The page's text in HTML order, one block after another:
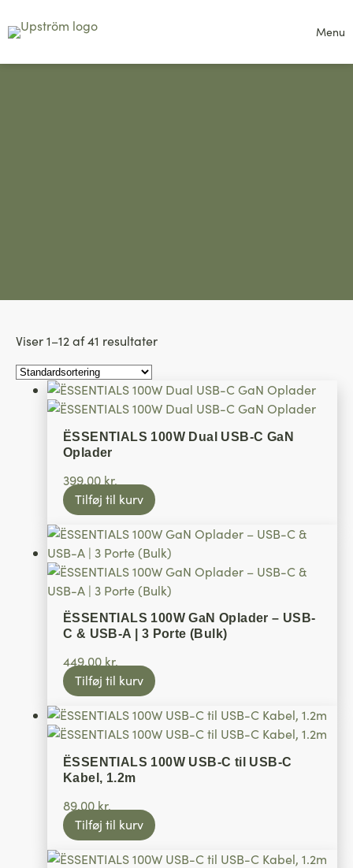
Menu
Viser 1–12 af 41 resultater
ËSSENTIALS 100W Dual USB-C GaN
Oplader
399,00 kr.
Tilføj til kurv
ËSSENTIALS 100W GaN Oplader – USB-
C & USB-A | 3 Porte (Bulk)
449,00kr.
Tilføj til kurv
ËSSENTIALS 100W USB-C til USB-C
Kabel, 1.2m
89,00 kr.
Tilføj til kurv